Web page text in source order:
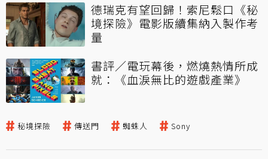
德瑞克有望回歸！索尼鬆口《秘
境探險》電影版續集納入製作考
量
書評／電玩幕後，燃燒熱情所成
就：《血淚無比的遊戲產業》
秘境探險 傳送門 蜘蛛人 Sony